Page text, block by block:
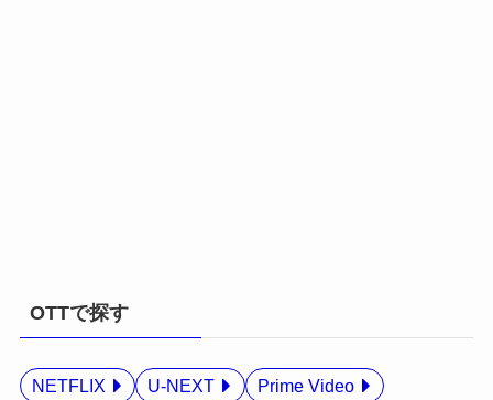
OTTで探す
NETFLIX U-NEXT
Prime Video